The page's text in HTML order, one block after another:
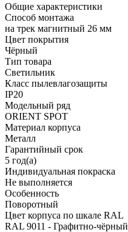
Общие характеристики
Способ монтажа
на трек магнитный 26 мм
Цвет покрытия
Чёрный
Тип товара
Светильник
Класс пылевлагозащиты
IP20
Модельный ряд
ORIENT SPOT
Материал корпуса
Металл
Гарантийный срок
5 год(а)
Индивидуальная покраска
Не выполняется
Особенность
Поворотный
Цвет корпуса по шкале RAL
RAL 9011 - Графитно-чёрный